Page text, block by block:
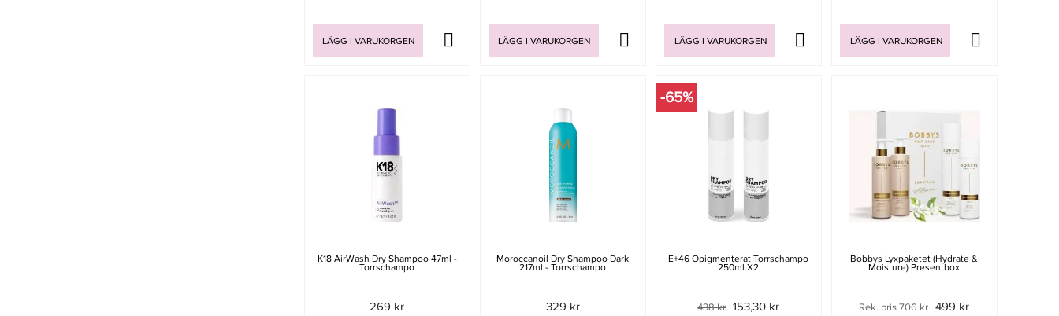
LÄGG I VARUKORGEN LÄGG I VARUKORGEN LÄGG I VARUKORGEN LÄGG I VARUKORGEN
K18 AirWash Dry Shampoo 47ml -
Torrschampo
269 kr
Moroccanoil Dry Shampoo Dark
217ml - Torrschampo
329 kr
-65%
E+46 Opigmenterat Torrschampo
250ml X2
438 kr 153,30 kr
Bobbys Lyxpaketet (Hydrate &
Moisture) Presentbox
Rek. pris 706 kr 499 kr